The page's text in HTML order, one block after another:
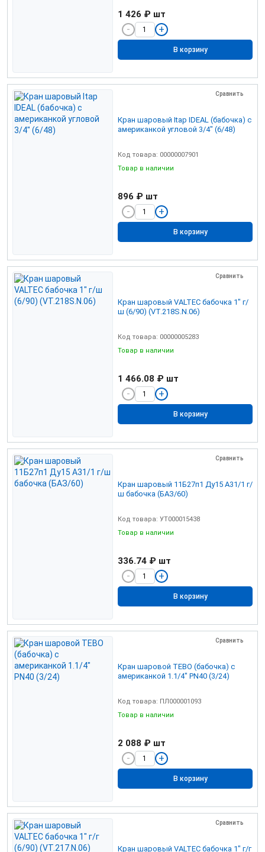
1 426 ₽ шт
В корзину
Сравнить
Кран шаровый Itap IDEAL (бабочка) с
американкой угловой 3/4" (6/48)
Код товара: 00000007901
Товар в наличии
896 ₽ шт
В корзину
Сравнить
Кран шаровый VALTEC бабочка 1" г/
ш (6/90) (VT.218S.N.06)
Код товара: 00000005283
Товар в наличии
1 466.08 ₽ шт
В корзину
Сравнить
Кран шаровый 11Б27п1 Ду15 А31/1 г/
ш бабочка (БАЗ/60)
Код товара: УТ000015438
Товар в наличии
336.74 ₽ шт
В корзину
Сравнить
Кран шаровой TEBO (бабочка) с
американкой 1.1/4" PN40 (3/24)
Код товара: ПЛ000001093
Товар в наличии
2 088 ₽ шт
В корзину
Сравнить
Кран шаровый VALTEC бабочка 1" г/г